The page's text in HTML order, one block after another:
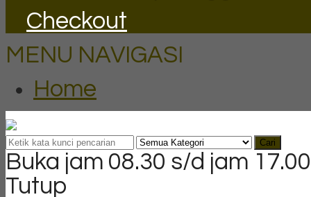
Checkout
MENU NAVIGASI
Home
Cari
Buka jam 08.30 s/d jam
Tutup